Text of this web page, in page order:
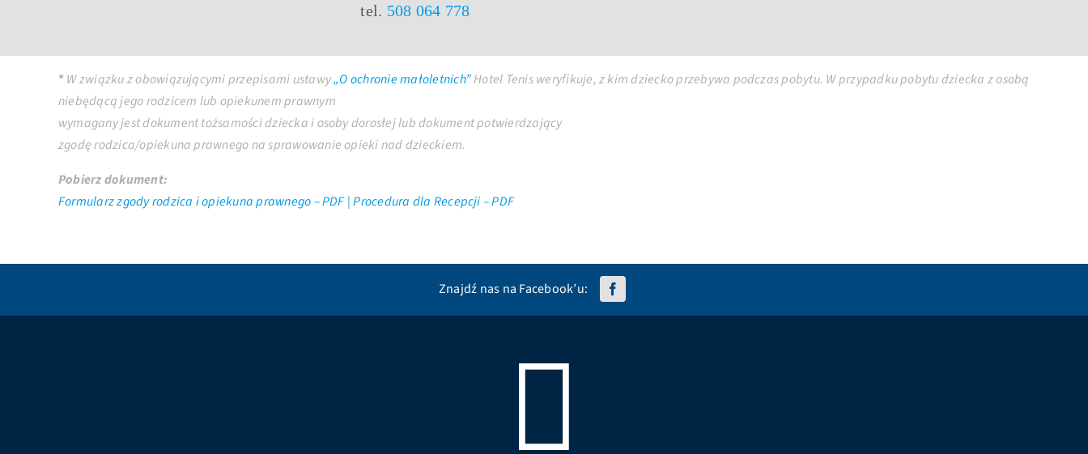
tel. 508 064 778
*W związku z obowiązującymi przepisami ustawy„O ochronie małoletnich”Hotel Tenis weryfikuje, z kim dziecko przebywa podczas pobytu. W przypadku pobytu dziecka z osobą
niebędącą jego rodzicem lub opiekunem prawnym
wymagany jest dokument tożsamości dziecka i osoby dorosłej lub dokument potwierdzający
zgodę rodzica/opiekuna prawnego na sprawowanie opieki nad dzieckiem.
Pobierz dokument:
Formularz zgody rodzica i opiekuna prawnego – PDF |Procedura dla Recepcji – PDF
Znajdź nas na Facebook’u: